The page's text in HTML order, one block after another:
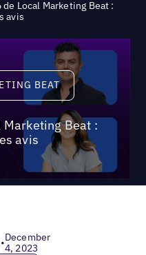
Local Marketing Beat :
avis
Marketing Beat
BEAT
Beat :
avis
•December
4, 2023